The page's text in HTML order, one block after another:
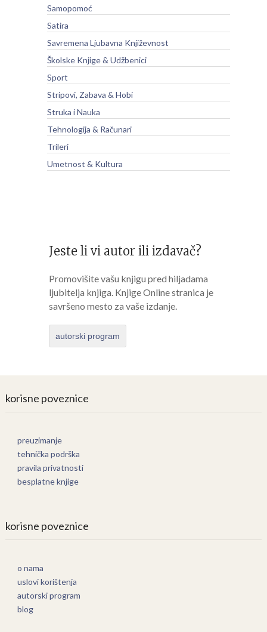
Samopomoć
Satira
Savremena Ljubavna Književnost
Školske Knjige & Udžbenici
Sport
Stripovi, Zabava & Hobi
Struka i Nauka
Tehnologija & Računari
Trileri
Umetnost & Kultura
Jeste li vi autor ili izdavač?
Promovišite vašu knjigu pred hiljadama
ljubitelja knjiga. Knjige Online stranica je
savršeno mesto za vaše izdanje.
autorski program
korisne poveznice
preuzimanje
tehnička podrška
pravila privatnosti
besplatne knjige
korisne poveznice
o nama
uslovi korištenja
autorski program
blog